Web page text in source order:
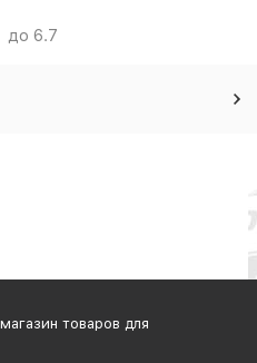
до 6.7
товаров для